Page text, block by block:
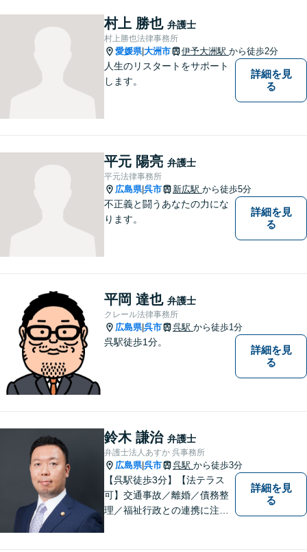
村上 勝也 弁護士
村上勝也法律事務所
愛媛県|大洲市 伊予大洲駅 から徒歩2分
人生のリスタートをサポート
します。
詳細を見
る
平元 陽亮 弁護士
平元法律事務所
広島県|呉市 新広駅 から徒歩5分
不正義と闘うあなたの力にな
ります。
詳細を見
る
平岡 達也 弁護士
クレール法律事務所
広島県|呉市 呉駅 から徒歩1分
呉駅徒歩1分。
詳細を見
る
鈴木 謙治 弁護士
弁護士法人あすか 呉事務所
広島県|呉市 呉駅 から徒歩3分
【呉駅徒歩3分】【法テラス
可】交通事故／離婚／債務整
理／福祉行政との連携に注力
詳細を見
る